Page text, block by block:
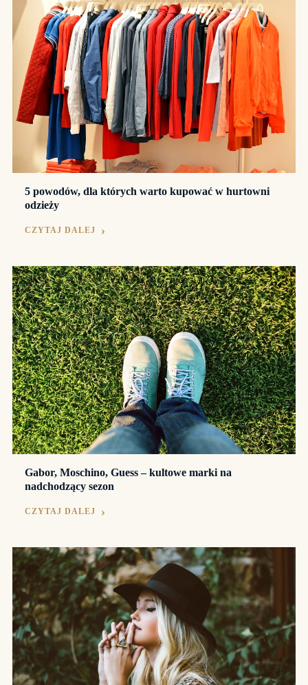
5 powodów, dla których warto kupować w hurtowni
odzieży
CZYTAJ DALEJ
Gabor, Moschino, Guess – kultowe marki na
nadchodzący sezon
CZYTAJ DALEJ